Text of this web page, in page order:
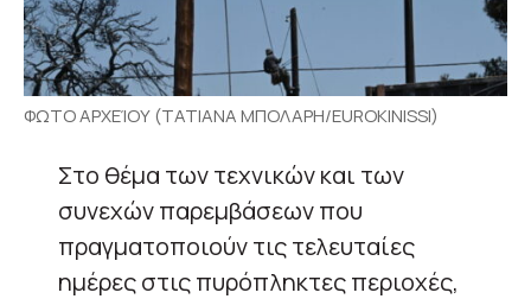
ΦΩΤΟ ΑΡΧΕΊΟΥ (ΤΑΤΙΑΝΑ ΜΠΟΛΑΡΗ/EUROKINISSI)
Στο θέμα των τεχνικών και των
συνεχών παρεμβάσεων που
πραγματοποιούν τις τελευταίες
ημέρες στις πυρόπληκτες περιοχές,